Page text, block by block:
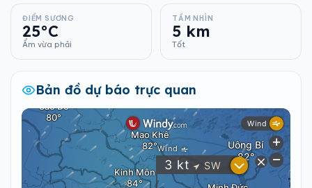
ĐIỂM SƯƠNG
25°C
Ẩm vừa phải
TẦM NHÌN
5 km
Tốt
Bản đồ dự báo trực quan